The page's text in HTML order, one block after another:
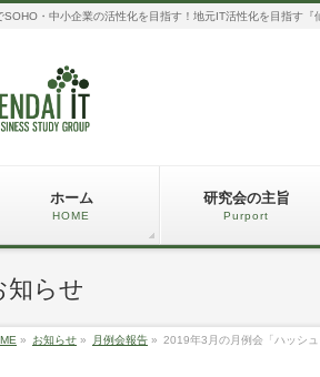
SOHO・中小企業の活性化を目指す！地元IT活性化を目指す『
ホーム
HOME
研究会の主旨
Purport
知らせ
» お知らせ » 月例会報告 » 2019年3月の月例会「ハッシュ